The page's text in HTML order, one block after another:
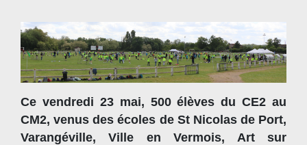
Ce vendredi 23 mai, 500 élèves du CE2 au
CM2, venus des écoles de St Nicolas de Port,
Varangéville, Ville en Vermois, Art sur